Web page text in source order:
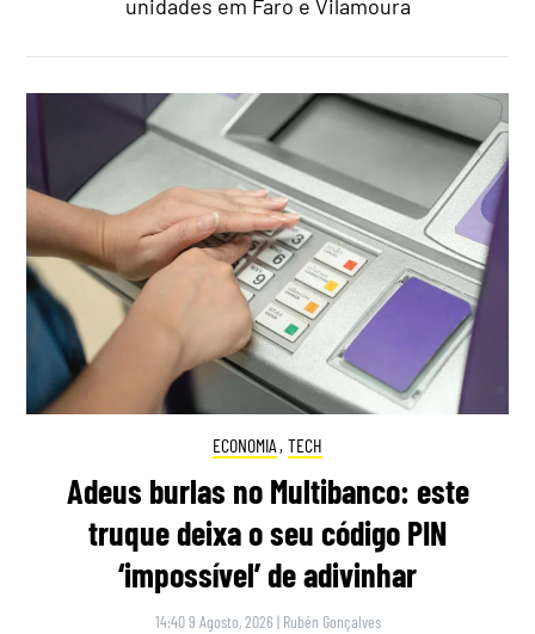
unidades em Faro e Vilamoura
ECONOMIA , TECH
Adeus burlas no Multibanco: este
truque deixa o seu código PIN
‘impossível’ de adivinhar
14:40 9 Agosto, 2026 | Rubén Gonçalves